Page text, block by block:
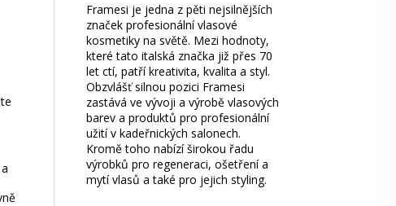
Framesi je jedna z pěti nejsilnějších
značek profesionální vlasové
kosmetiky na světě. Mezi hodnoty,
které tato italská značka již přes 70
let ctí, patří kreativita, kvalita a styl.
Obzvlášť silnou pozici Framesi
zastává ve vývoji a výrobě vlasových
barev a produktů pro profesionální
užití v kadeřnických salonech.
Kromě toho nabízí širokou řadu
výrobků pro regeneraci, ošetření a
mytí vlasů a také pro jejich styling.